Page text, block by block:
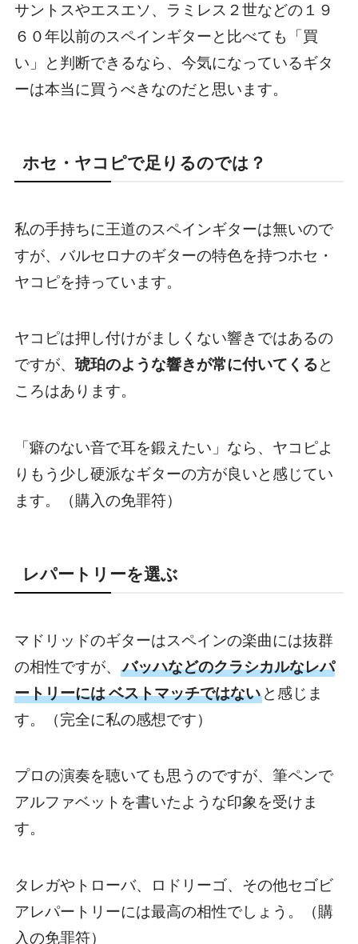
サントスやエスエソ、ラミレス２世などの１９
６０年以前のスペインギターと比べても「買
い」と判断できるなら、今気になっているギタ
ーは本当に買うべきなのだと思います。
ホセ・ヤコピで足りるのでは？
私の手持ちに王道のスペインギターは無いので
すが、バルセロナのギターの特色を持つホセ・
ヤコピを持っています。
ヤコピは押し付けがましくない響きではあるの
ですが、 琥珀のような響きが常に付いてくると
ころはあります。
「癖のない音で耳を鍛えたい」なら、ヤコピよ
りもう少し硬派なギターの方が良いと感じてい
ます。（購入の免罪符）
レパートリーを選ぶ
マドリッドのギターはスペインの楽曲には抜群
の相性ですが、 バッハなどのクラシカルなレパ
ートリーにはベストマッチではないと感じま
す。（完全に私の感想です）
プロの演奏を聴いても思うのですが、筆ペンで
アルファベットを書いたような印象を受けま
す。
タレガやトローバ、ロドリーゴ、その他セゴビ
アレパートリーには最高の相性でしょう。（購
入の免罪符）